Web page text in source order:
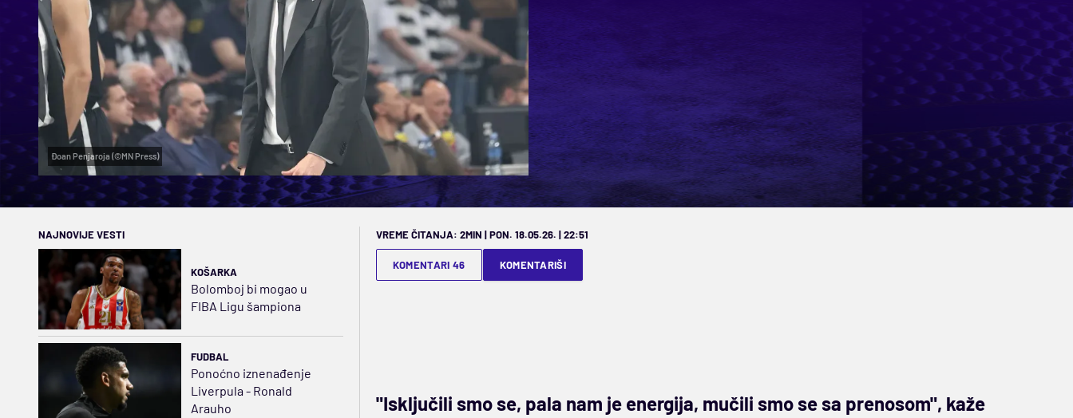
Đoan Penjaroja (©MN Press)
NAJNOVIJE VESTI
KOŠARKA
Bolomboj bi mogao u
FIBA Ligu šampiona
FUDBAL
Ponoćno iznenađenje
Liverpula - Ronald
Arauho
VREME ČITANJA: 2MIN | PON. 18.05.26. | 22:51
KOMENTARI 46 KOMENTARIŠI
"Isključili smo se, pala nam je energija, mučili smo se sa prenosom", kaže